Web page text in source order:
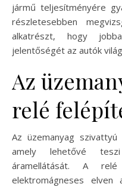
jármű teljesítményére
részletesebben
alkatrészt, hogy
jelentőségét az autók
Az
relé
Az üzemanyag
amely lehetővé
áramellátását. A
elektromágneses